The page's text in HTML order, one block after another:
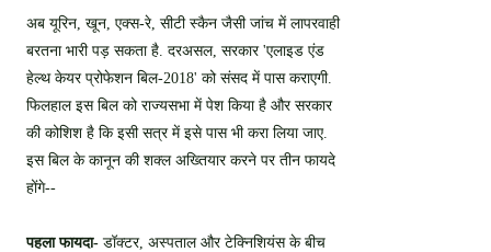
अब यूरिन, खून, एक्स-रे, सीटी स्कैन जैसी जांच में लापरवाही
बरतना भारी पड़ सकता है. दरअसल, सरकार 'एलाइड एंड
हेल्थ केयर प्रोफेशन बिल-2018' को संसद में पास कराएगी.
फिलहाल इस बिल को राज्यसभा में पेश किया है और सरकार
की कोशिश है कि इसी सत्र में इसे पास भी करा लिया जाए.
इस बिल के कानून की शक्ल अख्तियार करने पर तीन फायदे
होंगे--
पहला फायदा-डॉक्टर, अस्पताल और टेक्निशियंस के बीच